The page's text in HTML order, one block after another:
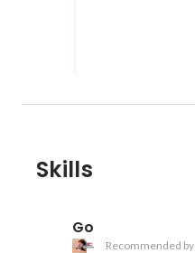
Skills
Go
Recommended by